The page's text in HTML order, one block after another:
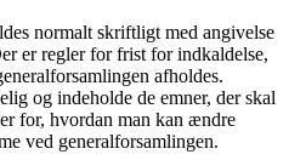
normalt skriftligt med angivelse
er regler for frist for indkaldelse,
afholdes.
og indeholde de emner, der skal
for, hvordan man kan ændre
ved generalforsamlingen.